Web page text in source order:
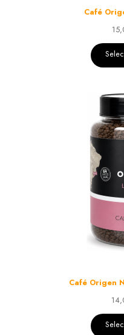
Café
Café Origen